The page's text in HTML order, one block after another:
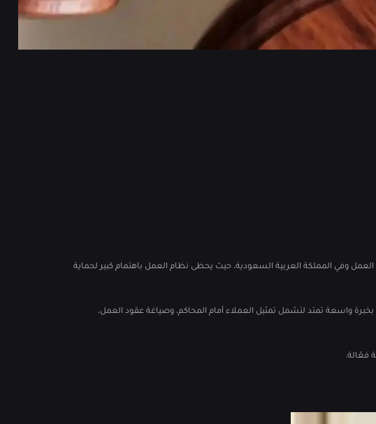
العمل وفي المملكة العربية السعودية، حيث يحظى نظام العمل باهتمام كبير لحماية
بخبرة واسعة تمتد لتشمل تمثيل العملاء أمام المحاكم، وصياغة عقود العمل،
فعّالة.